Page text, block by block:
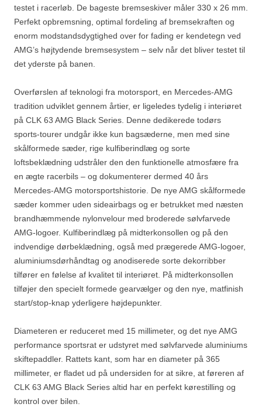
testet i racerløb. De bageste bremseskiver måler 330 x 26 mm.
Perfekt opbremsning, optimal fordeling af bremsekraften og
enorm modstandsdygtighed over for fading er kendetegn ved
AMG’s højtydende bremsesystem – selv når det bliver testet til
det yderste på banen.
Overførslen af teknologi fra motorsport, en Mercedes-AMG
tradition udviklet gennem årtier, er ligeledes tydelig i interiøret
på CLK 63 AMG Black Series. Denne dedikerede todørs
sports-tourer undgår ikke kun bagsæderne, men med sine
skålformede sæder, rige kulfiberindlæg og sorte
loftsbeklædning udstråler den den funktionelle atmosfære fra
en ægte racerbils – og dokumenterer dermed 40 års
Mercedes-AMG motorsportshistorie. De nye AMG skålformede
sæder kommer uden sideairbags og er betrukket med næsten
brandhæmmende nylonvelour med broderede sølvfarvede
AMG-logoer. Kulfiberindlæg på midterkonsollen og på den
indvendige dørbeklædning, også med prægerede AMG-logoer,
aluminiumsdørhåndtag og anodiserede sorte dekorribber
tilfører en følelse af kvalitet til interiøret. På midterkonsollen
tilføjer den specielt formede gearvælger og den nye, matfinish
start/stop-knap yderligere højdepunkter.
Diameteren er reduceret med 15 millimeter, og det nye AMG
performance sportsrat er udstyret med sølvfarvede aluminiums
skiftepaddler. Rattets kant, som har en diameter på 365
millimeter, er fladet ud på undersiden for at sikre, at føreren af
CLK 63 AMG Black Series altid har en perfekt kørestilling og
kontrol over bilen.